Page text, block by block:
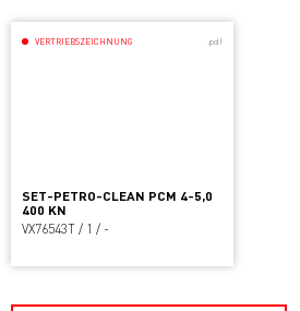
VERTRIEBSZEICHNUNG .pdf
SET-PETRO-CLEAN PCM 4-5,0
400 KN
VX76543T / 1 / -